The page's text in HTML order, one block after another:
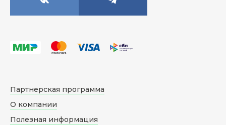
Партнерская программа
О компании
Полезная информация